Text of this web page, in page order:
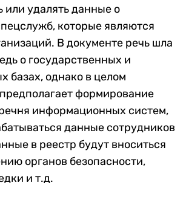
или удалять данные о
которые являются
В документе речь шла
о государственных и
базах, однако в целом
формирование
информационных систем,
данные сотрудников
в реестр будут вноситься
органов безопасности,
и т.д.